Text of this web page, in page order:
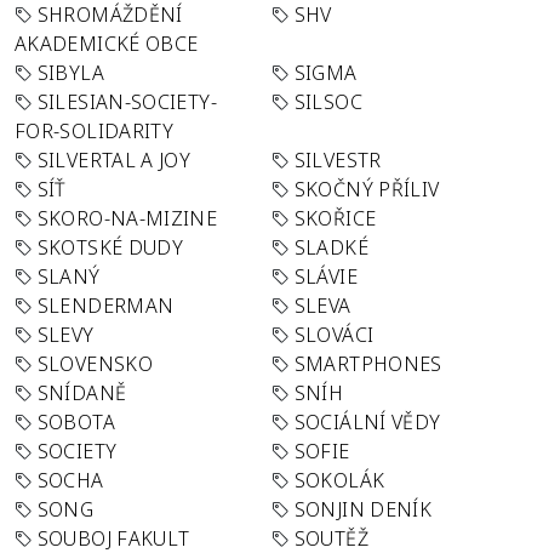
SHROMÁŽDĚNÍ
AKADEMICKÉ OBCE
SHV
SIBYLA
SIGMA
SILESIAN-SOCIETY-
FOR-SOLIDARITY
SILSOC
SILVERTAL A JOY
SILVESTR
SÍŤ
SKOČNÝ PŘÍLIV
SKORO-NA-MIZINE
SKOŘICE
SKOTSKÉ DUDY
SLADKÉ
SLANÝ
SLÁVIE
SLENDERMAN
SLEVA
SLEVY
SLOVÁCI
SLOVENSKO
SMARTPHONES
SNÍDANĚ
SNÍH
SOBOTA
SOCIÁLNÍ VĚDY
SOCIETY
SOFIE
SOCHA
SOKOLÁK
SONG
SONJIN DENÍK
SOUBOJ FAKULT
SOUTĚŽ